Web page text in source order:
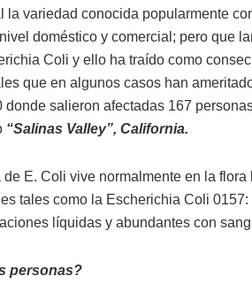
la variedad conocida popularmente
doméstico y comercial; pero que
Coli y ello ha traído como
que en algunos casos han
donde salieron afectadas 167
“Salinas Valley”, California.
E. Coli vive normalmente en la
tales como la Escherichia Coli
líquidas y abundantes con
personas?